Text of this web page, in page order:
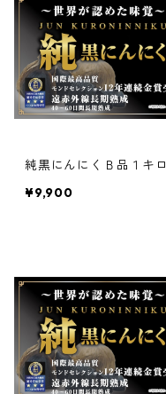
純黒にんにくＢ品１キロ
¥9,900